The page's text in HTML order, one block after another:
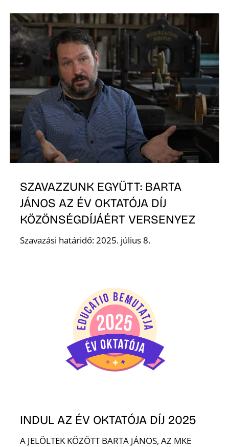
SZAVAZZUNK EGYÜTT: BARTA
JÁNOS AZ ÉV OKTATÓJA DÍJ
KÖZÖNSÉGDÍJÁÉRT VERSENYEZ
Szavazási határidő: 2025. július 8.
INDUL AZ ÉV OKTATÓJA DÍJ 2025
A JELÖLTEK KÖZÖTT BARTA JÁNOS, AZ MKE